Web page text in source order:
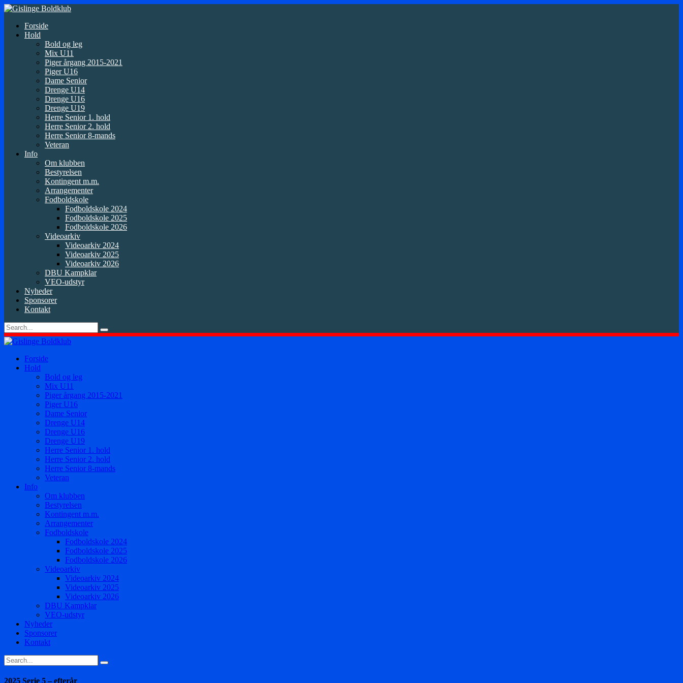
Forside
Hold
Bold og leg
Mix U11
Piger årgang 2015-2021
Piger U16
Dame Senior
Drenge U14
Drenge U16
Drenge U19
Herre Senior 1. hold
Herre Senior 2. hold
Herre Senior 8-mands
Veteran
Info
Om klubben
Bestyrelsen
Kontingent m.m.
Arrangementer
Fodboldskole
Fodboldskole 2024
Fodboldskole 2025
Fodboldskole 2026
Videoarkiv
Videoarkiv 2024
Videoarkiv 2025
Videoarkiv 2026
DBU Kampklar
VEO-udstyr
Nyheder
Sponsorer
Kontakt
Forside
Hold
Bold og leg
Mix U11
Piger årgang 2015-2021
Piger U16
Dame Senior
Drenge U14
Drenge U16
Drenge U19
Herre Senior 1. hold
Herre Senior 2. hold
Herre Senior 8-mands
Veteran
Info
Om klubben
Bestyrelsen
Kontingent m.m.
Arrangementer
Fodboldskole
Fodboldskole 2024
Fodboldskole 2025
Fodboldskole 2026
Videoarkiv
Videoarkiv 2024
Videoarkiv 2025
Videoarkiv 2026
DBU Kampklar
VEO-udstyr
Nyheder
Sponsorer
Kontakt
2025 Serie 5 – efterår